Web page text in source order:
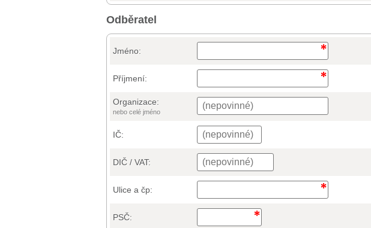
Odběratel
Jméno:
Příjmení:
Organizace:
nebo celé jméno
IČ:
DIČ / VAT:
Ulice a čp:
PSČ: